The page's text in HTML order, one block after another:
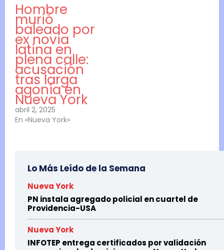
Hombre
murió
baleado por
ex novia
latina en
plena calle:
acusación
tras larga
agonía en
Nueva York
abril 2, 2025
En «Nueva York»
Lo Más Leído de la Semana
Nueva York
PN instala agregado policial en cuartel de
Providencia-USA
Nueva York
INFOTEP entrega certificados por validación